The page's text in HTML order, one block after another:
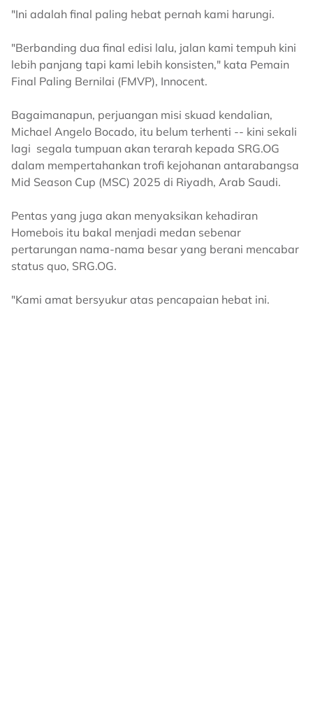
"Ini adalah final paling hebat pernah kami harungi.
"Berbanding dua final edisi lalu, jalan kami tempuh kini
lebih panjang tapi kami lebih konsisten," kata Pemain
Final Paling Bernilai (FMVP), Innocent.
Bagaimanapun, perjuangan misi skuad kendalian,
Michael Angelo Bocado, itu belum terhenti -- kini sekali
lagi segala tumpuan akan terarah kepada SRG.OG
dalam mempertahankan trofi kejohanan antarabangsa
Mid Season Cup (MSC) 2025 di Riyadh, Arab Saudi.
Pentas yang juga akan menyaksikan kehadiran
Homebois itu bakal menjadi medan sebenar
pertarungan nama-nama besar yang berani mencabar
status quo, SRG.OG.
"Kami amat bersyukur atas pencapaian hebat ini.